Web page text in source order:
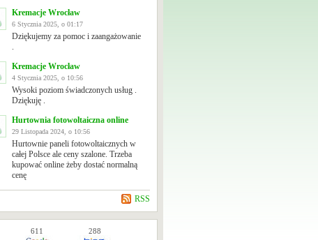
Kremacje Wrocław
6 Stycznia 2025, o 01:17
Dziękujemy za pomoc i zaangażowanie
.
Kremacje Wrocław
4 Stycznia 2025, o 10:56
Wysoki poziom świadczonych usług .
Dziękuję .
Hurtownia fotowoltaiczna online
29 Listopada 2024, o 10:56
Hurtownie paneli fotowoltaicznych w
całej Polsce ale ceny szalone. Trzeba
kupować online żeby dostać normalną
cenę
RSS
611 288